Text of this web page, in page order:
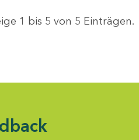
1 bis 5 von 5 Einträgen.